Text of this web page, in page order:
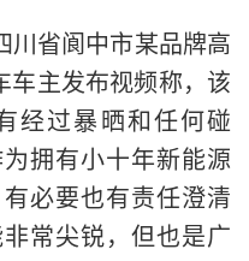
省阆中市某品牌高
车主发布视频称，该
经过暴晒和任何碰
拥有小十年新能源
必要也有责任澄清
常尖锐，但也是广